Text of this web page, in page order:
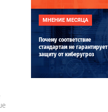
МНЕНИЕ МЕСЯЦА
Почему соответствие
стандартам не гарантирует
защиту от киберугроз